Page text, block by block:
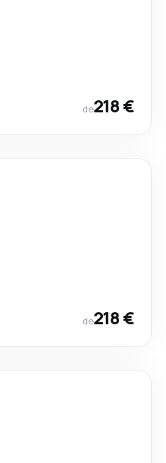
de218 €
de218 €